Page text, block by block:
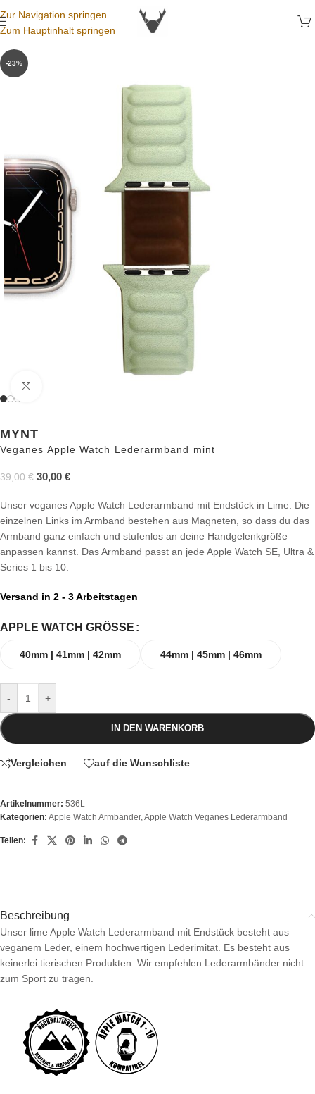
Zur Navigation springen
Zum Hauptinhalt springen
-23%
MYNT
Veganes Apple Watch Lederarmband mint
39,00€ 30,00 €
Unser veganes Apple Watch Lederarmband mit Endstück in Lime. Die
einzelnen Links im Armband bestehen aus Magneten, so dass du das
Armband ganz einfach und stufenlos an deine Handgelenkgröße
anpassen kannst. Das Armband passt an jede Apple Watch SE, Ultra &
Series 1 bis 10.
Versand in 2 - 3 Arbeitstagen
APPLE WATCH GRÖSSE
40mm | 41mm | 42mm 44mm | 45mm | 46mm
- +
IN DEN WARENKORB
Vergleichen auf die Wunschliste
Artikelnummer: 536L
Kategorien: Apple Watch Armbänder, Apple Watch Veganes Lederarmband
Teilen:
Beschreibung
Unser lime Apple Watch Lederarmband mit Endstück besteht aus
veganem Leder, einem hochwertigen Lederimitat. Es besteht aus
keinerlei tierischen Produkten. Wir empfehlen Lederarmbänder nicht
zum Sport zu tragen.